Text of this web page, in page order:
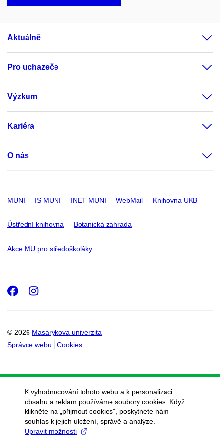
Aktuálně
Pro uchazeče
Výzkum
Kariéra
O nás
MUNI IS MUNI INET MUNI WebMail Knihovna UKB
Ústřední knihovna Botanická zahrada
Akce MU pro středoškoláky
© 2026 Masarykova univerzita
Správce webu
Cookies
Facebook
Instagram
K vyhodnocování tohoto webu a k personalizaci
obsahu a reklam používáme soubory cookies. Když
klikněte na „přijmout cookies", poskytnete nám
souhlas k jejich uložení, správě a analýze.
Upravit možnosti